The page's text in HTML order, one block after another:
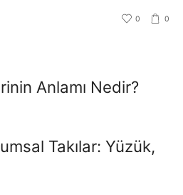
0 0
Anlamı Nedir?
Takılar: Yüzük,